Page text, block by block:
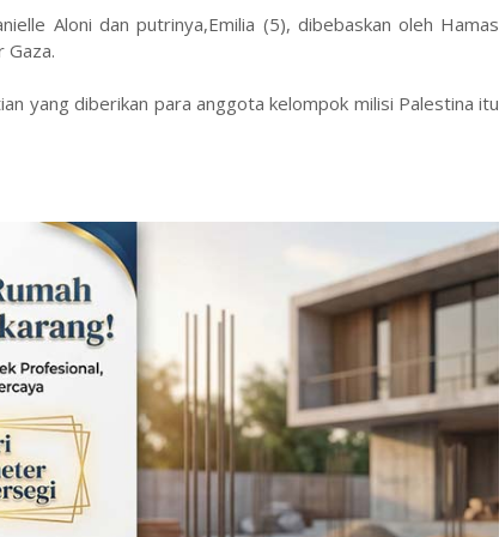
Aloni dan putrinya,Emilia (5), dibebaskan oleh Hamas
Gaza.
yang diberikan para anggota kelompok milisi Palestina itu